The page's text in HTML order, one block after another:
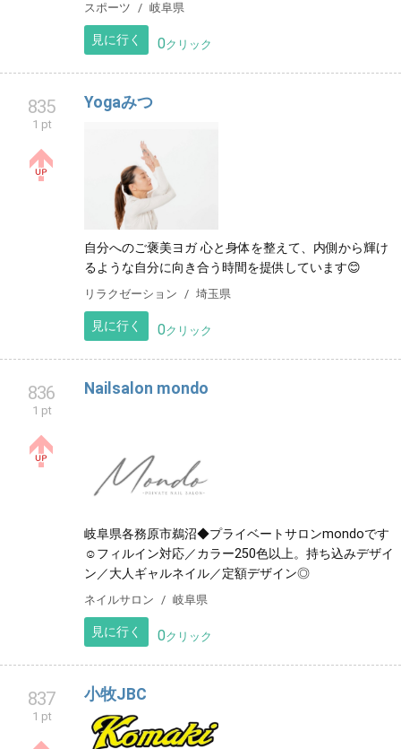
スポーツ 岐阜県
見に行く 0クリック
835
1 pt
Yogaみつ
自分へのご褒美ヨガ 心と身体を整えて、内側から輝け
るような自分に向き合う時間を提供しています😊
リラクゼーション 埼玉県
見に行く 0クリック
836
1 pt
Nailsalon mondo
岐阜県各務原市鵜沼◆プライベートサロンmondoです
☺︎フィルイン対応／カラー250色以上。持ち込みデザイ
ン／大人ギャルネイル／定額デザイン◎
ネイルサロン 岐阜県
見に行く 0クリック
837
1 pt
小牧JBC